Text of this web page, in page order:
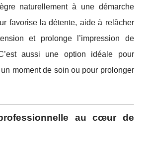
naturellement à une démarche
favorise la détente, aide à relâcher
et prolonge l’impression de
aussi une option idéale pour
moment de soin ou pour prolonger
au cœur de